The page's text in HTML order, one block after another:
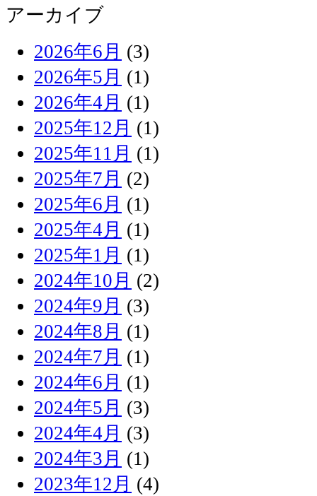
アーカイブ
2026年6月 (3)
2026年5月 (1)
2026年4月 (1)
2025年12月 (1)
2025年11月 (1)
2025年7月 (2)
2025年6月 (1)
2025年4月 (1)
2025年1月 (1)
2024年10月 (2)
2024年9月 (3)
2024年8月 (1)
2024年7月 (1)
2024年6月 (1)
2024年5月 (3)
2024年4月 (3)
2024年3月 (1)
2023年12月 (4)